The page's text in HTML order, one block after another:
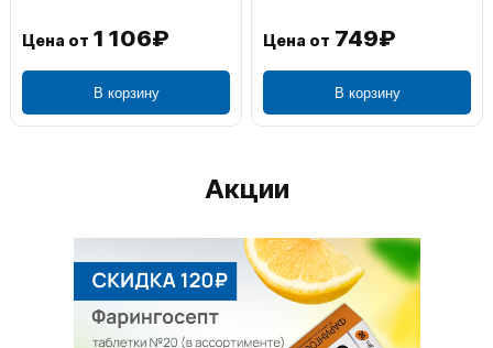
Цена от 1 106₽
В корзину
Цена от 749₽
В корзину
Акции